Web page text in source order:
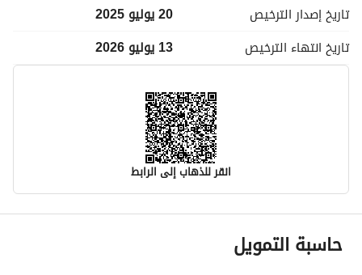
تاريخ إصدار الترخيص
20 يوليو 2025
تاريخ انتهاء الترخيص 13 يوليو 2026
انقر للذهاب إلى الرابط
معلومات مسؤول الإعلان
اسم المسؤول
حاسبة التمويل